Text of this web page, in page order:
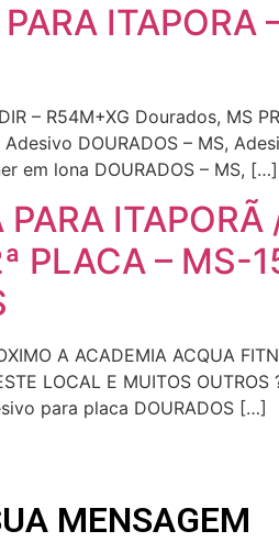
ITAPORA
– R54M+XG Dourados, MS
DOURADOS – MS,
em lona DOURADOS – MS, […]
PLACA – MS-
A ACADEMIA ACQUA
LOCAL E MUITOS
para placa DOURADOS […]
MENSAGEM